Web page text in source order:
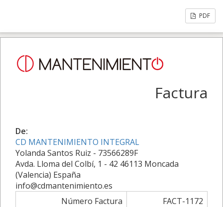
PDF
Factura
De:
CD MANTENIMIENTO INTEGRAL
Yolanda Santos Ruiz - 73566289F
Avda. Lloma del Colbí, 1 - 42 46113 Moncada
(Valencia) España
info@cdmantenimiento.es
Número Factura
FACT-1172